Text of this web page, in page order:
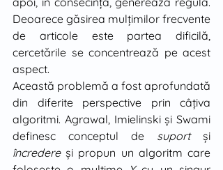
Deoarece găsirea mulţimilor frecvente
de articole este partea dificilă,
cercetările se concentrează pe acest
aspect.
Această problemă a fost aprofundată
din diferite perspective prin câţiva
algoritmi. Agrawal, Imielinski şi Swami
definesc conceptul de suport
încredere şi propun un algoritm care